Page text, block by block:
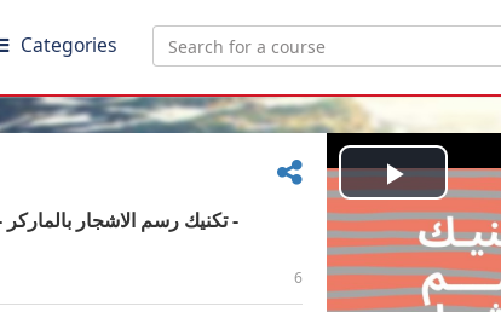
Categories
تكنيك رسم الاشجار بالماركر - دورة مصغرة -
6
Play
Video